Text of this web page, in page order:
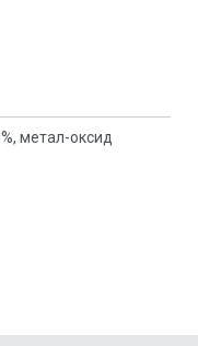
метал-оксид